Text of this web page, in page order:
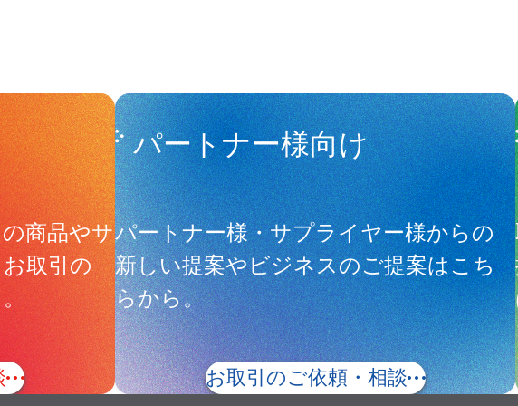
せ
商品やサ
取引の
パートナー様向け
パートナー様・サプライヤー様からの
新しい提案やビジネスのご提案はこち
らから。
お取引のご依頼・相談